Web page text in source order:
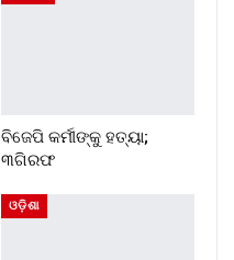
ବିଜେପି କର୍ମୀଙ୍କୁ ହତ୍ୟା;
୩ଗିରଫ
ଓଡ଼ିଶା